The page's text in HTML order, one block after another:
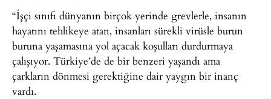
“İşçi sınıfı dünyanın birçok yerinde grevlerle, insanın
hayatını tehlikeye atan, insanları sürekli virüsle burun
buruna yaşamasına yol açacak koşulları durdurmaya
çalışıyor. Türkiye’de de bir benzeri yaşandı ama
çarkların dönmesi gerektiğine dair yaygın bir inanç
vardı.